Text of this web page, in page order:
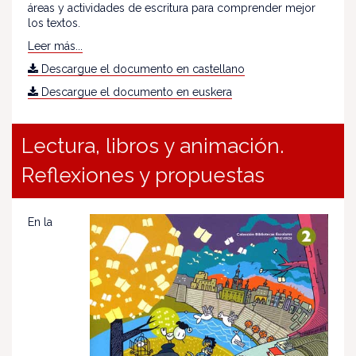
áreas y actividades de escritura para comprender mejor
los textos.
Leer más...
Descargue el documento en castellano
Descargue el documento en euskera
Lectura, libros y animación.
Reflexiones y propuestas
En la